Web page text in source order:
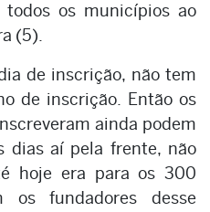
os municípios ao
(5).
de inscrição, não tem
de inscrição. Então os
ainda podem
dias aí pela frente, não
hoje era para os 300
os fundadores desse